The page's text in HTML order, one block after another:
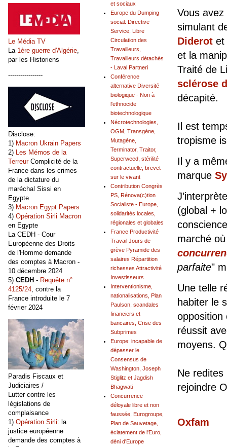
Vous avez
simulant
Diderot et
et la
Traité de
sclérose
décapité.
Il est
tropisme
Il y a
marque
(global +
marché
parfaite"
Une telle
habiter le
opposition
réussit
moyens.
Ne redites
rejoindre
Oxfam
et sociaux
Europe du Dumping
social: Directive
Service, Libre
Circulation des
Travailleurs,
Travailleurs détachés
- Laval Partneri
Conférence
alternative Diversité
biologique - Non à
l'ethnocide
biotechnologique
Nécrotechnologies,
OGM, Transgène,
Mutagène,
Terminator, Traitor,
Superweed, stérilité
contractuelle, brevet
sur le vivant
Contribution Congrès
PS, Rénova(c)tion
Socialiste - Europe,
solidarités locales,
régionales et globales
France Productivité
Travail Jours de
grève Pyramide des
salaires Répartition
richesses Attractivité
Investisseurs
Interventionisme,
nationalisations, Plan
Paulson, scandales
financiers et
bancaires, Crise des
Subprimes
Europe: incapable de
dépasser le
Consensus de
Washington, Joseph
Stiglitz et Jagdish
Bhagwati
Concurrence
déloyale libre et non
faussée, Eurogroupe,
Plan de Sauvetage,
éclatement de l'Euro,
déni d'Europe
Le Média TV
La 1ère guerre d'Algérie
par les Historiens
-----------------
Disclose:
1) Macron Ukrain Papers
2) Les Mémos de la
TerreurComplicité de la
France dans les crimes
de la dictature du
maréchal Sissi en
Egypte
3) Macron Egypt Papers
4) Opération Sirli Macron
en Egypte
La CEDH - Cour
Européenne des Droits
de l'Homme demande
des comptes à Macron -
10 décembre 2024
5) CEDH - Requête n°
4125/24, contre la
France introduite le 7
février 2024
Paradis Fiscaux et
Judiciaires /
Lutter contre les
législations de
complaisance
1) Opération Sirli: la
justice européenne
demande des comptes à